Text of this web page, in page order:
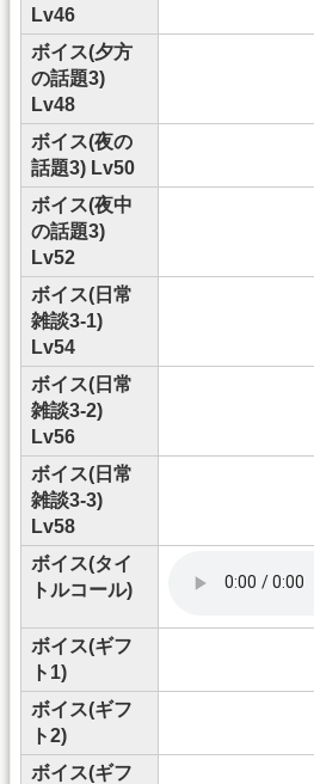
Lv46
ボイス(夕方
の話題3)
Lv48
ボイス(夜の
話題3) Lv50
ボイス(夜中
の話題3)
Lv52
ボイス(日常
雑談3-1)
Lv54
ボイス(日常
雑談3-2)
Lv56
ボイス(日常
雑談3-3)
Lv58
ボイス(タイ
トルコール)
ボイス(ギフ
ト1)
ボイス(ギフ
ト2)
ボイス(ギフ